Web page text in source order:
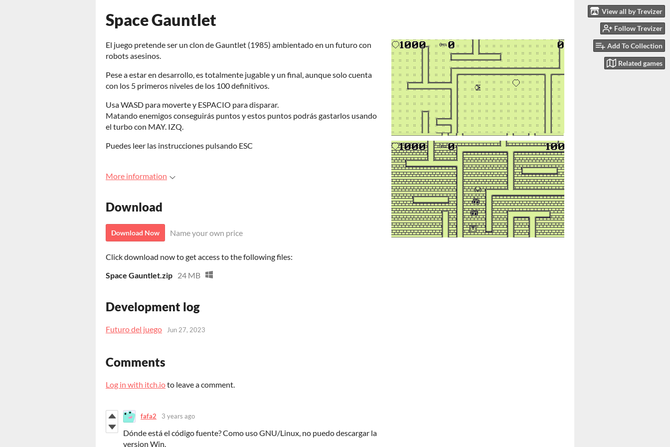
View all by Trevizer
Follow Trevizer
Add To Collection
Related games
Space Gauntlet
El juego pretende ser un clon de Gauntlet (1985) ambientado en un futuro con
robots asesinos.
Pese a estar en desarrollo, es totalmente jugable y un final, aunque solo cuenta
con los 5 primeros niveles de los 100 definitivos.
Usa WASD para moverte y ESPACIO para disparar.
Matando enemigos conseguirás puntos y estos puntos podrás gastarlos usando
el turbo con MAY. IZQ.
Puedes leer las instrucciones pulsando ESC
More information
Download
Download Now Name your own price
Click download now to get access to the following files:
Space Gauntlet.zip 24 MB
Development log
Futuro del juego Jun 27, 2023
Comments
Log in with itch.ioto leave a comment.
fafa2 3 years ago
Dónde está el código fuente? Como uso GNU/Linux, no puedo descargar la
version Win.